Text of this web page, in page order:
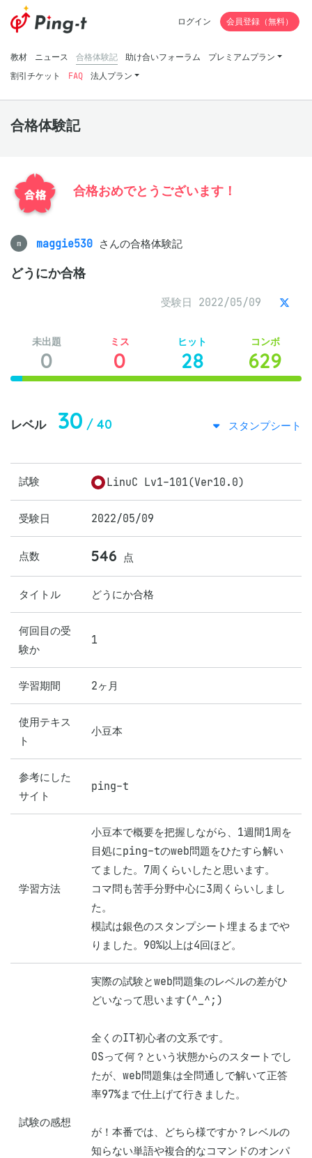
教材 ニュース 合格体験記 助け合いフォーラム
プレミアムプラン
割引チケット
FAQ 法人プラン
ログイン 会員登録（無料）
合格体験記
合格おめでとうございます！
m maggie530 さんの合格体験記
どうにか合格
受験日 2022/05/09
未出題
0
ミス
0
ヒット
28
コンボ
629
レベル 30 / 40 スタンプシート
試験 LinuC Lv1-101(Ver10.0)
受験日 2022/05/09
点数 546 点
タイトル どうにか合格
何回目の受
験か
1
学習期間 2ヶ月
使用テキス
ト
小豆本
参考にした
サイト
ping-t
学習方法
小豆本で概要を把握しながら、1週間1周を
目処にping-tのweb問題をひたすら解い
てました。7周くらいしたと思います。
コマ問も苦手分野中心に3周くらいしまし
た。
模試は銀色のスタンプシート埋まるまでや
りました。90%以上は4回ほど。
試験の感想
実際の試験とweb問題集のレベルの差がひ
どいなって思います(^_^;)
全くのIT初心者の文系です。
OSって何？という状態からのスタートでし
たが、web問題集は全問通しで解いて正答
率97%まで仕上げて行きました。
が！本番では、どちら様ですか？レベルの
知らない単語や複合的なコマンドのオンパ